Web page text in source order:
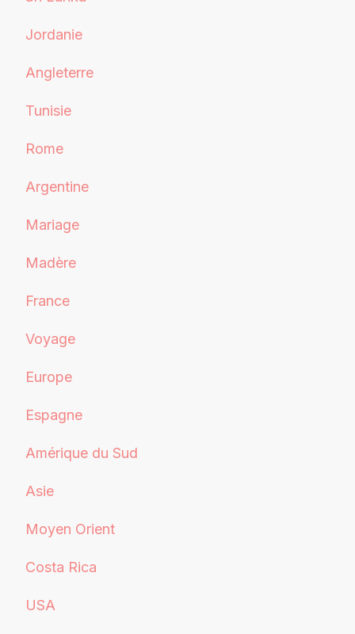
Jordanie
Angleterre
Tunisie
Rome
Argentine
Mariage
Madère
France
Voyage
Europe
Espagne
Amérique du Sud
Asie
Moyen Orient
Costa Rica
USA